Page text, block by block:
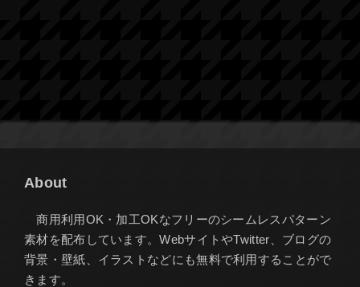
About
商用利用OK・加工OKなフリーのシームレスパターン
素材を配布しています。WebサイトやTwitter、ブログの
背景・壁紙、イラストなどにも無料で利用することがで
きます。